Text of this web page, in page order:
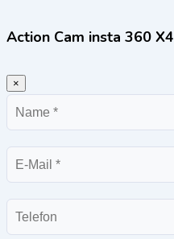
Action Cam insta 360 X4
×
Name
E-
Mail
Telefon